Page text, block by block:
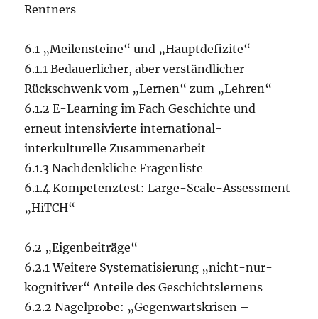
Rentners
6.1 „Meilensteine“ und „Hauptdefizite“
6.1.1 Bedauerlicher, aber verständlicher
Rückschwenk vom „Lernen“ zum „Lehren“
6.1.2 E-Learning im Fach Geschichte und
erneut intensivierte international-
interkulturelle Zusammenarbeit
6.1.3 Nachdenkliche Fragenliste
6.1.4 Kompetenztest: Large-Scale-Assessment
„HiTCH“
6.2 „Eigenbeiträge“
6.2.1 Weitere Systematisierung „nicht-nur-
kognitiver“ Anteile des Geschichtslernens
6.2.2 Nagelprobe: „Gegenwartskrisen –